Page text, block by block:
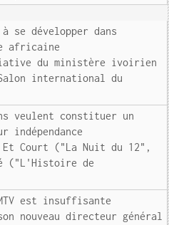
se développer dans
africaine
du ministère ivoirien
international du
veulent constituer un
indépendance
Court ("La Nuit du 12",
("L'Histoire de
est insuffisante
nouveau directeur général